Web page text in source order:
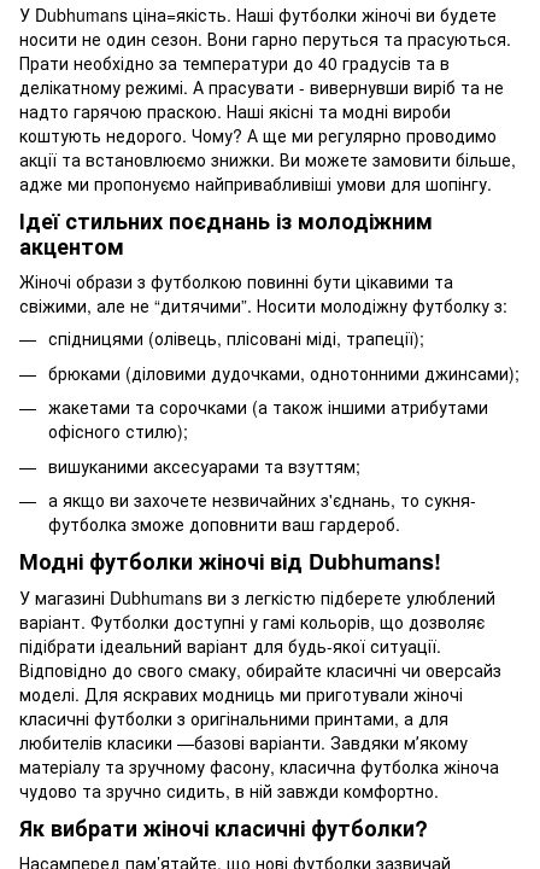
У Dubhumans ціна=якість. Наші футболки жіночі ви будете
носити не один сезон. Вони гарно перуться та прасуються.
Прати необхідно за температури до 40 градусів та в
делікатному режимі. А прасувати - вивернувши виріб та не
надто гарячою праскою. Наші якісні та модні вироби
коштують недорого. Чому? А ще ми регулярно проводимо
акції та встановлюємо знижки. Ви можете замовити більше,
адже ми пропонуємо найпривабливіші умови для шопінгу.
Ідеї ​​стильних поєднань із молодіжним
акцентом
Жіночі образи з футболкою повинні бути цікавими та
свіжими, але не “дитячими”. Носити молодіжну футболку з:
спідницями (олівець, плісовані міді, трапеції);
брюками (діловими дудочками, однотонними джинсами);
жакетами та сорочками (а також іншими атрибутами
офісного стилю);
вишуканими аксесуарами та взуттям;
а якщо ви захочете незвичайних з'єднань, то сукня-
футболка зможе доповнити ваш гардероб.
Модні футболки жіночі від Dubhumans!
У магазині Dubhumans ви з легкістю підберете улюблений
варіант. Футболки доступні у гамі кольорів, що дозволяє
підібрати ідеальний варіант для будь-якої ситуації.
Відповідно до свого смаку, обирайте класичні чи оверсайз
моделі. Для яскравих модниць ми приготували жіночі
класичні футболки з оригінальними принтами, а для
любителів класики —базові варіанти. Завдяки мʼякому
матеріалу та зручному фасону, класична футболка жіноча
чудово та зручно сидить, в ній завжди комфортно.
Як вибрати жіночі класичні футболки?
Насамперед пам’ятайте, що нові футболки зазвичай